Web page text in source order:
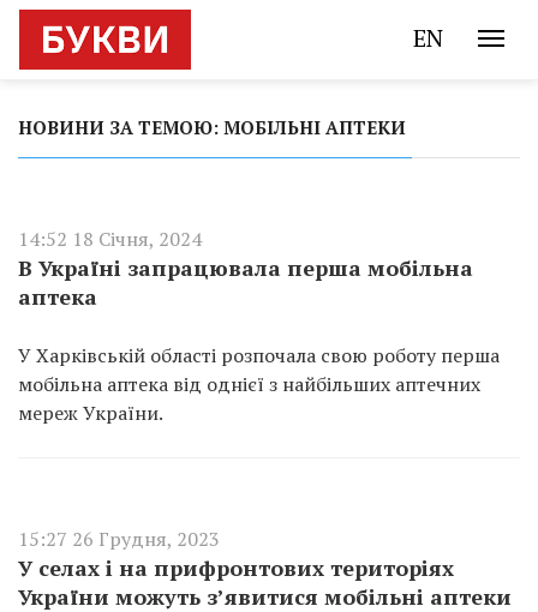
EN
НОВИНИ ЗА ТЕМОЮ: МОБІЛЬНІ АПТЕКИ
14:52 18 Січня, 2024
В Україні запрацювала перша мобільна
аптека
У Харківській області розпочала свою роботу перша
мобільна аптека від однієї з найбільших аптечних
мереж України.
15:27 26 Грудня, 2023
У селах і на прифронтових територіях
України можуть з’явитися мобільні аптеки